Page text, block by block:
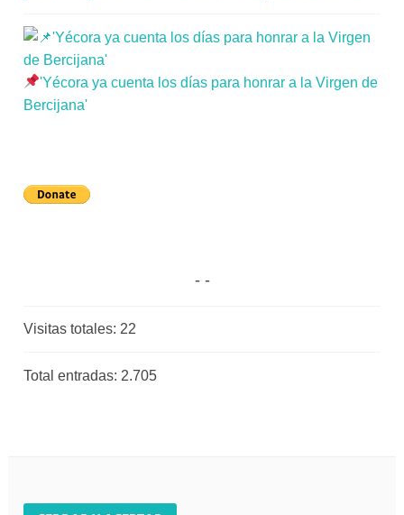
'Yécora ya cuenta los días para honrar a la Virgen de
Bercijana'
Visitas totales: 22
Total entradas: 2.705